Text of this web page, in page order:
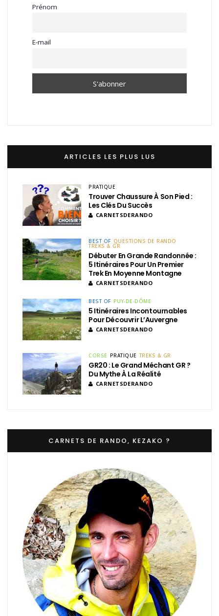
Prénom
E-mail
ARTICLES LES PLUS LUS
PRATIQUE
Trouver Chaussure À Son Pied :
Les Clés Du Succès
CARNETSDERANDO
BEST OF QUESTIONS DE RANDO
TREKS & GR
Débuter En Grande Randonnée :
5 Itinéraires Pour Un Premier
Trek En Moyenne Montagne
CARNETSDERANDO
BEST OF PUY-DE-DÔME
5 Itinéraires Incontournables
Pour Découvrir L’Auvergne
CARNETSDERANDO
CORSE PRATIQUE TREKS & GR
GR20 : Le Grand Méchant GR ?
Du Mythe À La Réalité
CARNETSDERANDO
CARNETS DE RANDO, KEZAKO ?